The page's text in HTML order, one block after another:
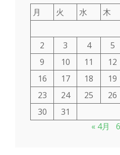
月 火 水 木
2
3 4 5
9
10 11 12
16
17 18 19
23
24 25 26
30
31
« 4月